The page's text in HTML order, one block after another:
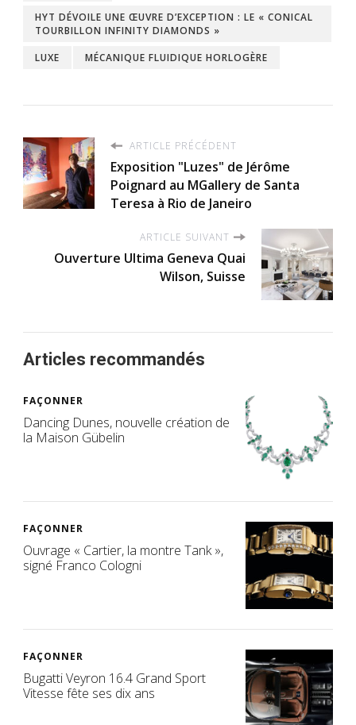
HYT DÉVOILE UNE ŒUVRE D’EXCEPTION : LE « CONICAL
TOURBILLON INFINITY DIAMONDS »
LUXE
MÉCANIQUE FLUIDIQUE HORLOGÈRE
ARTICLE PRÉCÉDENT
Exposition "Luzes" de Jérôme
Poignard au MGallery de Santa
Teresa à Rio de Janeiro
ARTICLE SUIVANT
Ouverture Ultima Geneva Quai
Wilson, Suisse
Articles recommandés
FAÇONNER
Dancing Dunes, nouvelle création de
la Maison Gübelin
FAÇONNER
Ouvrage « Cartier, la montre Tank »,
signé Franco Cologni
FAÇONNER
Bugatti Veyron 16.4 Grand Sport
Vitesse fête ses dix ans